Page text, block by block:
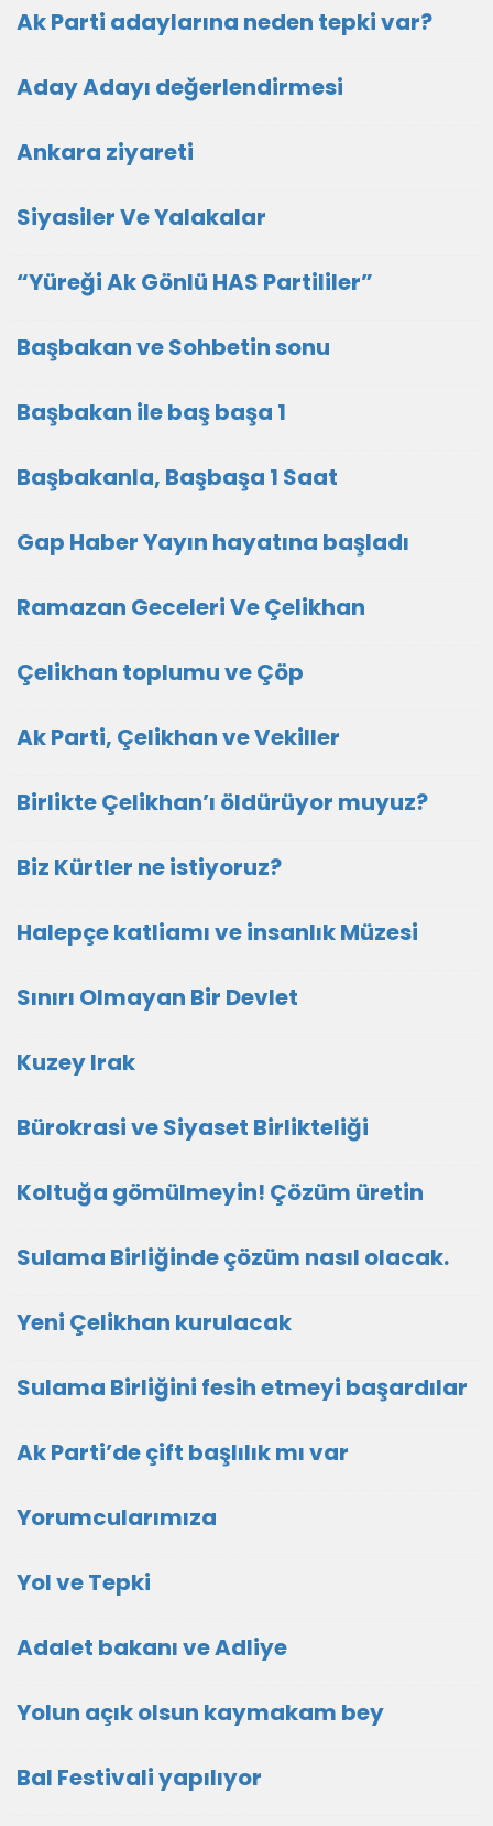
Ak Parti adaylarına neden tepki var?
Aday Adayı değerlendirmesi
Ankara ziyareti
Siyasiler Ve Yalakalar
“Yüreği Ak Gönlü HAS Partililer”
Başbakan ve Sohbetin sonu
Başbakan ile baş başa 1
Başbakanla, Başbaşa 1 Saat
Gap Haber Yayın hayatına başladı
Ramazan Geceleri Ve Çelikhan
Çelikhan toplumu ve Çöp
Ak Parti, Çelikhan ve Vekiller
Birlikte Çelikhan’ı öldürüyor muyuz?
Biz Kürtler ne istiyoruz?
Halepçe katliamı ve insanlık Müzesi
Sınırı Olmayan Bir Devlet
Kuzey Irak
Bürokrasi ve Siyaset Birlikteliği
Koltuğa gömülmeyin! Çözüm üretin
Sulama Birliğinde çözüm nasıl olacak.
Yeni Çelikhan kurulacak
Sulama Birliğini fesih etmeyi başardılar
Ak Parti’de çift başlılık mı var
Yorumcularımıza
Yol ve Tepki
Adalet bakanı ve Adliye
Yolun açık olsun kaymakam bey
Bal Festivali yapılıyor